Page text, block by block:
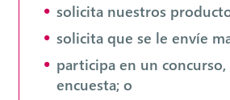
solicita nuestros
solicita que se le envíe
participa en un
encuesta; o